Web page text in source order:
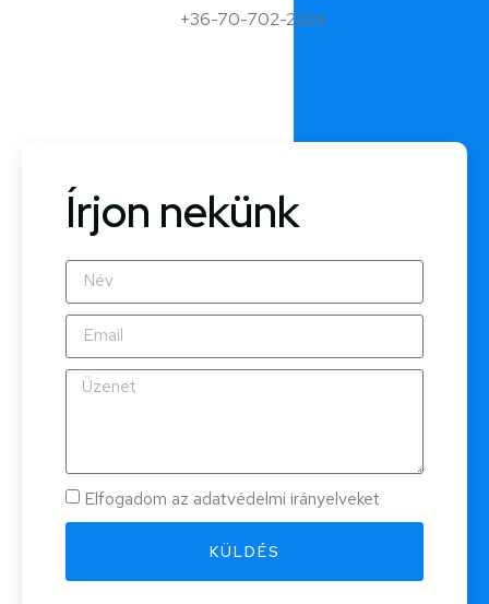
+36-70-702-2226
Írjon nekünk
Elfogadom az adatvédelmi irányelveket
KÜLDÉS